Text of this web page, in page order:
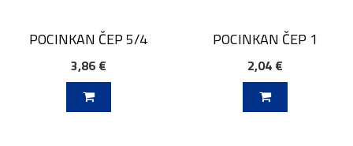
POCINKAN ČEP 5/4
3,86 €
POCINKAN ČEP 1
2,04 €